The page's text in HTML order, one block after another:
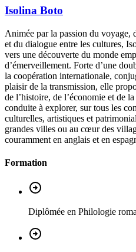
Isolina Boto
Animée par la passion du voyage,
et du dialogue entre les cultures,
vers une découverte du monde
d’émerveillement. Forte d’une
la coopération internationale,
plaisir de la transmission, elle
de l’histoire, de l’économie et de
conduite à explorer, sur tous les
culturelles, artistiques et
grandes villes ou au cœur des
couramment en anglais et en
Formation
Diplômée en Philologie